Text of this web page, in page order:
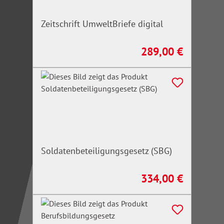
Zeitschrift UmweltBriefe digital
Regulärer Preis:
289,00 €
Soldatenbeteiligungsgesetz (SBG)
Regulärer Preis:
334,00 €